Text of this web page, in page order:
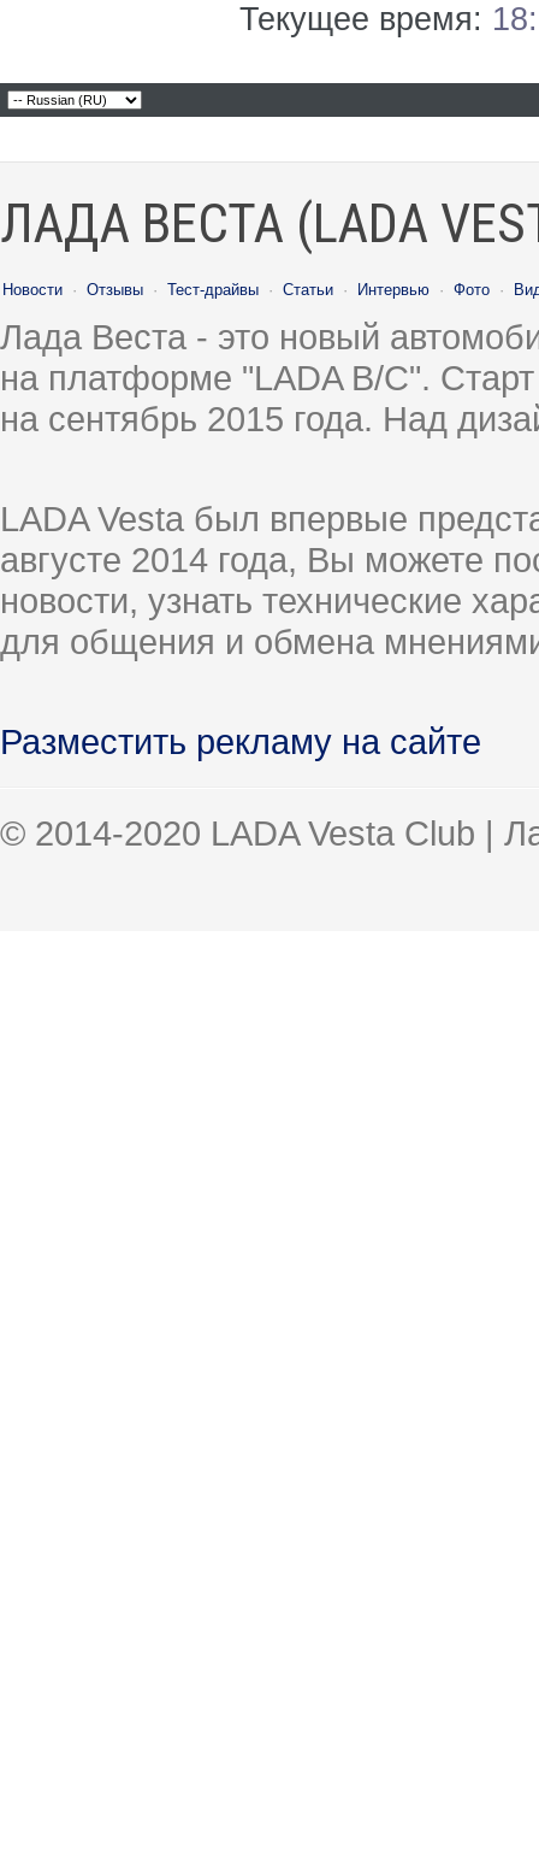
Текущее время:
ЛАДА ВЕСТА (LADA
Новости · Отзывы · Тест-драйвы · Статьи · Интервью · Фото ·
Лада Веста - это новый
на платформе "LADA B/C".
на сентябрь 2015 года. Над
LADA Vesta был впервые
августе 2014 года, Вы можете
новости, узнать технические
для общения и обмена
Разместить рекламу на сайте
© 2014-2020 LADA Vesta Club |